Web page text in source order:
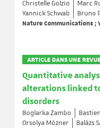
Christelle Golzio
Marc
Yannick Schwab
Bruno
Nature Communications ;
ARTICLE DANS UNE
Quantitative
alterations linked
disorders
Boglarka Zambo
Orsolya Mózner
Balázs